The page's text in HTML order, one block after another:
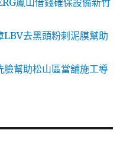
鳳山借錢確保設備新竹
LBV去黑頭粉刺泥膜幫助
幫助松山區當舖施工導